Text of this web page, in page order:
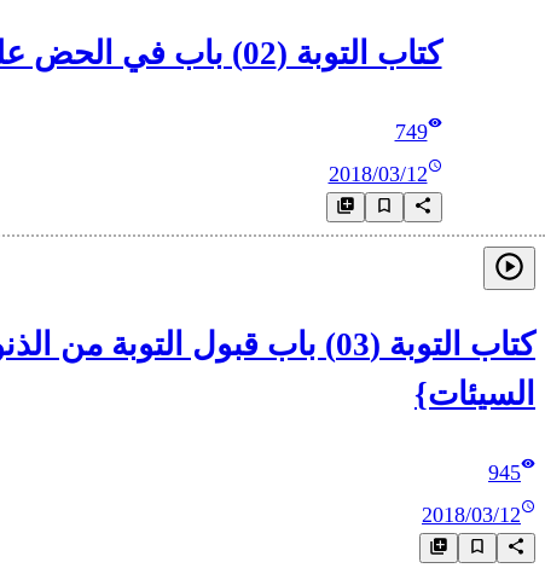
كتاب التوبة (02) باب في الحض على التوبة والفرح بها – إلى باب في سعة رحمة الله تعالى وأنها سبقت غضبه
749
2018/03/12
كتاب التوبة (03) باب قبول
السيئات}
945
2018/03/12